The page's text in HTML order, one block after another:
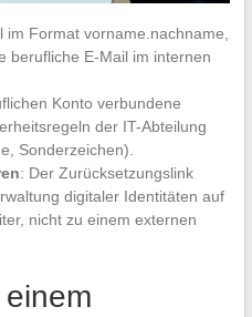
im Format vorname.nachname,
berufliche E-Mail im internen
Konto verbundene
der IT-Abteilung
Sonderzeichen).
: Der Zurücksetzungslink
digitaler Identitäten auf
nicht zu einem externen